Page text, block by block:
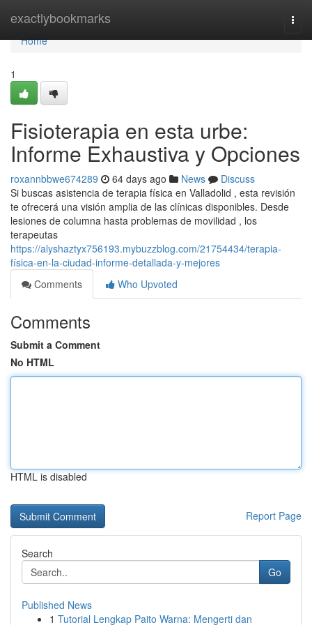
exactlybookmarks
Home
Home
1
Fisioterapia en esta urbe:
Informe Exhaustiva y Opciones
roxannbbwe674289 64 days ago News
Discuss
Si buscas asistencia de terapia física en Valladolid , esta revisión
te ofrecerá una visión amplia de las clínicas disponibles. Desde
lesiones de columna hasta problemas de movilidad , los
terapeutas
https://alyshaztyx756193.mybuzzblog.com/21754434/terapia-
física-en-la-ciudad-informe-detallada-y-mejores
Comments
Who Upvoted
Comments
Submit a Comment
No HTML
HTML is disabled
Report Page
Search
Go
Published News
1 Tutorial Lengkap Paito Warna: Mengerti dan